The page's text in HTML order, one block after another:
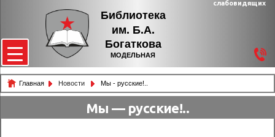
Библиотека
им. Б.А.
Богаткова
МОДЕЛЬНАЯ
слабовидящих
Главная Новости Мы - русские!..
Мы — русские!..